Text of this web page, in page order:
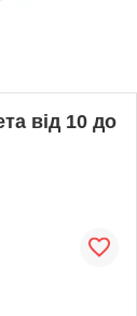
від 10 до